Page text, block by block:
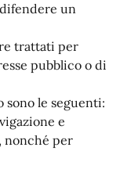
un
trattati per
pubblico o di
sono le seguenti:
e
nonché per